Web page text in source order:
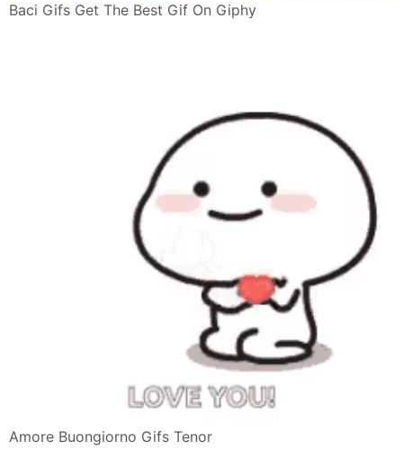
Baci Gifs Get The Best Gif On Giphy
Amore Buongiorno Gifs Tenor